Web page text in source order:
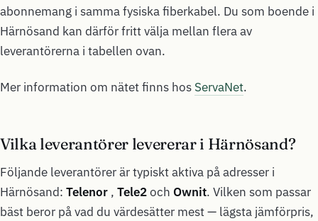
abonnemang i samma fysiska fiberkabel. Du som boende i
Härnösand kan därför fritt välja mellan flera av
leverantörerna i tabellen ovan.
Mer information om nätet finns hos ServaNet.
Vilka leverantörer levererar i Härnösand?
Följande leverantörer är typiskt aktiva på adresser i
Härnösand: Telenor , Tele2och Ownit. Vilken som passar
bäst beror på vad du värdesätter mest — lägsta jämförpris,